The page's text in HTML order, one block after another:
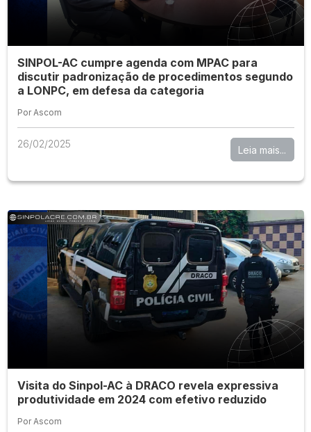
SINPOL-AC cumpre agenda com MPAC para
discutir padronização de procedimentos segundo
a LONPC, em defesa da categoria
Por Ascom
26/02/2025 Leia mais...
Visita do Sinpol-AC à DRACO revela expressiva
produtividade em 2024 com efetivo reduzido
Por Ascom